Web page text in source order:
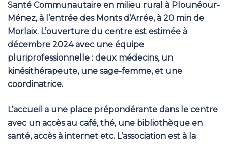
Santé Communautaire en milieu rural à Plounéour-
Ménez, à l’entrée des Monts d’Arrée, à 20 min de
Morlaix. L’ouverture du centre est estimée à
décembre 2024 avec une équipe
pluriprofessionnelle : deux médecins, un
kinésithérapeute, une sage-femme, et une
coordinatrice.
L’accueil a une place prépondérante dans le centre
avec un accès au café, thé, une bibliothèque en
santé, accès à internet etc. L’association est à la